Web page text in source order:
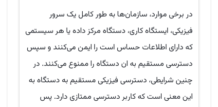
در برخی موارد، سازمان‌ها به طور کامل یک سرور
فیزیکی، ایستگاه کاری، دستگاه مرکز داده یا هر سیستمی
که دارای اطلاعات حساس است را ایمن می‌کنند و سپس
دسترسی مستقیم به ان دستگاه را ممنوع می‌کنند. در
چنین شرایطی، دسترسی فیزیکی مستقیم به دستگاه به
این معنی است که کاربر دسترسی ممتازی دارد. پس